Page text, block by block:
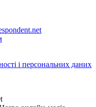
і персональних даних